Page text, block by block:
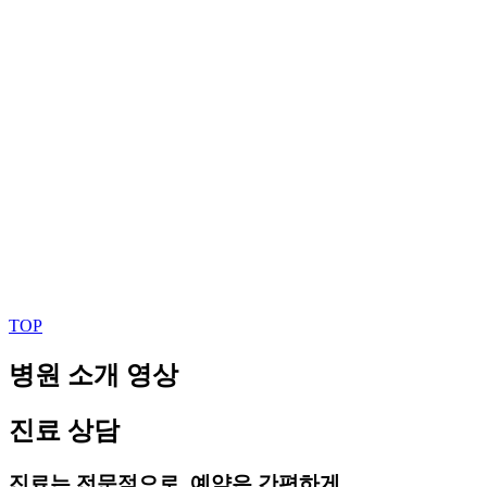
TOP
병원 소개 영상
진료 상담